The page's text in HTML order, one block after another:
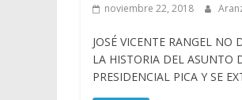
noviembre 22, 2018
JOSÉ VICENTE RANGEL NO
LA HISTORIA DEL ASUNTO
PRESIDENCIAL PICA Y SE